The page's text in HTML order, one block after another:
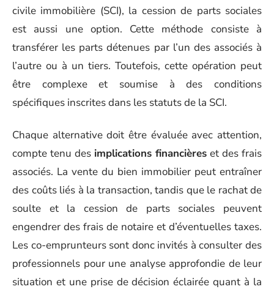
civile immobilière (SCI), la cession de parts sociales
est aussi une option. Cette méthode consiste à
transférer les parts détenues par l’un des associés à
l’autre ou à un tiers. Toutefois, cette opération peut
être complexe et soumise à des conditions
spécifiques inscrites dans les statuts de la SCI.
Chaque alternative doit être évaluée avec attention,
compte tenu des implications financières et des frais
associés. La vente du bien immobilier peut entraîner
des coûts liés à la transaction, tandis que le rachat de
soulte et la cession de parts sociales peuvent
engendrer des frais de notaire et d’éventuelles taxes.
Les co-emprunteurs sont donc invités à consulter des
professionnels pour une analyse approfondie de leur
situation et une prise de décision éclairée quant à la